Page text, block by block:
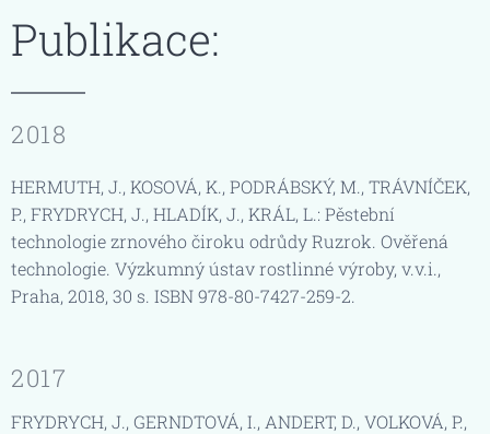
Publikace:
2018
HERMUTH, J., KOSOVÁ, K., PODRÁBSKÝ, M., TRÁVNÍČEK,
P., FRYDRYCH, J., HLADÍK, J., KRÁL, L.: Pěstební
technologie zrnového čiroku odrůdy Ruzrok. Ověřená
technologie. Výzkumný ústav rostlinné výroby, v.v.i.,
Praha, 2018, 30 s. ISBN 978-80-7427-259-2.
2017
FRYDRYCH, J., GERNDTOVÁ, I., ANDERT, D., VOLKOVÁ, P.,